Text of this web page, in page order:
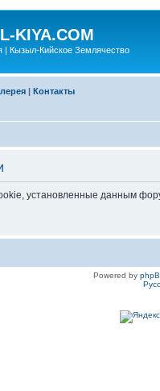
KIYA.COM
| Кызыл-Кийское Землячество
| Контакты
установленные данным
Powered by